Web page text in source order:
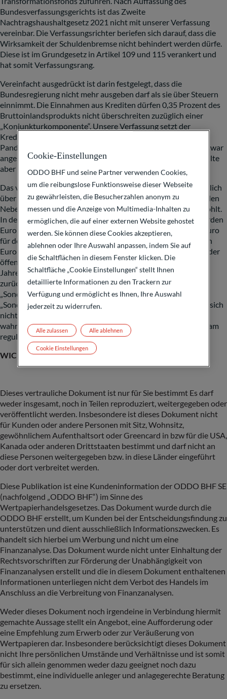
Bundesverfassungsgerichts ist das Zweite
Nachtragshaushaltgesetz 2021 nicht mit unserer Verfassung
vereinbar. Die Verfassungsrichter beriefen sich darauf, dass die
Wirksamkeit der Schuldenbremse nicht behindert werden dürfe.
Diese ist im Grundgesetz in Artikel 109 und 115 verankert und
hat somit Verfassungsrang.
Vereinfacht ausgedrückt ist darin festgelegt, dass die
Bundesregierung nicht mehr ausgeben darf als sie über Steuern
einnimmt. Die Einnahmen aus Krediten dürfen 0,35 Prozent des
Bruttoinlandsprodukts nicht überschreiten zuzüglich einer
„Konjunkturkomponente“. Unsere Verfassung setzt der
Kreditaufnahme damit enge Grenzen. Im Zuge der Corona-
Pandemie wurde die Schuldenbremse 2020 ausgesetzt – das war
angesichts der ungewöhnlichen Umstände gerechtfertigt, sollte
aber die Ausnahme bleiben.
Das vornehmste Vorrecht des Parlaments besteht darin, jährlich
über die Staatsfinanzen entscheiden zu dürfen. Durch die vielen
Nebenhaushalte werden die Rechte des Bundestags ausgehöhlt.
In den vergangenen Jahren sind diese ausgeufert: 100 Milliarden
Euro Sondervermögen für die Bundeswehr, 200 Milliarden Euro
für den Wirtschafts- und Stabilisierungsfonds, 212 Milliarden
Euro für den Klima- und Transformationsfonds. Der Anstieg der
öffentlichen Verschuldung in Deutschland ist in den letzten
Jahren vor allem auf die Nebenhaushalte des Bundes
zurückzuführen, die die Bundesregierung gerne
„Sondervermögen“ nennt, obwohl es sich eher um
„Sonderschulden“ handelt. Die Bürger dieses Landes können sich
nicht mehr auf den Grundsatz der Haushaltsklarheit und -
wahrheit verlassen, wenn die Regierung beständig Schulden am
regulären, jährlich aufzustellenden Haushalt vorbei macht.
WICHTIGE INFORMATION
Dieses vertrauliche Dokument ist nur für Sie bestimmt Es darf
weder insgesamt, noch in Teilen reproduziert, weitergegeben oder
veröffentlicht werden. Insbesondere ist dieses Dokument nicht
für Kunden oder andere Personen mit Sitz, Wohnsitz,
gewöhnlichem Aufenthaltsort oder Greencard in bzw für die USA,
Kanada oder anderen Drittstaaten bestimmt und darf nicht an
diese Personen weitergegeben bzw. in diese Länder eingeführt
oder dort verbreitet werden.
Diese Publikation ist eine Kundeninformation der ODDO BHF SE
(nachfolgend „ODDO BHF“) im Sinne des
Wertpapierhandelsgesetzes. Das Dokument wurde durch die
ODDO BHF erstellt, um Kunden bei der Entscheidungsfindung zu
unterstützen und dient ausschließlich Informationszwecken. Es
handelt sich hierbei um Werbung und nicht um eine
Finanzanalyse. Das Dokument wurde nicht unter Einhaltung der
Rechtsvorschriften zur Förderung der Unabhängigkeit von
Finanzanalysen erstellt und die in diesem Dokument enthaltenen
Informationen unterliegen nicht dem Verbot des Handels im
Anschluss an die Verbreitung von Finanzanalysen.
Weder dieses Dokument noch irgendeine in Verbindung hiermit
gemachte Aussage stellt ein Angebot, eine Aufforderung oder
eine Empfehlung zum Erwerb oder zur Veräußerung von
Wertpapieren dar. Insbesondere berücksichtigt dieses Dokument
nicht Ihre persönlichen Umstände und Verhältnisse und ist somit
für sich allein genommen weder dazu geeignet noch dazu
bestimmt, eine individuelle anleger und anlagegerechte Beratung
zu ersetzen.
Cookie-Einstellungen
ODDO BHF und seine Partner verwenden Cookies,
um die reibungslose Funktionsweise dieser Webseite
zu gewährleisten, die Besucherzahlen anonym zu
messen und die Anzeige von Multimedia-Inhalten zu
ermöglichen, die auf einer externen Website gehostet
werden. Sie können diese Cookies akzeptieren,
ablehnen oder Ihre Auswahl anpassen, indem Sie auf
die Schaltflächen in diesem Fenster klicken. Die
Schaltfläche „Cookie Einstellungen“ stellt Ihnen
detaillierte Informationen zu den Trackern zur
Verfügung und ermöglicht es Ihnen, Ihre Auswahl
jederzeit zu widerrufen.
Alle ablehnen
Alle zulassen
Cookie Einstellungen